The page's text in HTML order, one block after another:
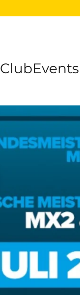
ClubEvents